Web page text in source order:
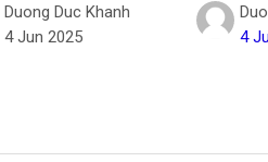
Duong Duc Khanh
4 Jun 2025
4